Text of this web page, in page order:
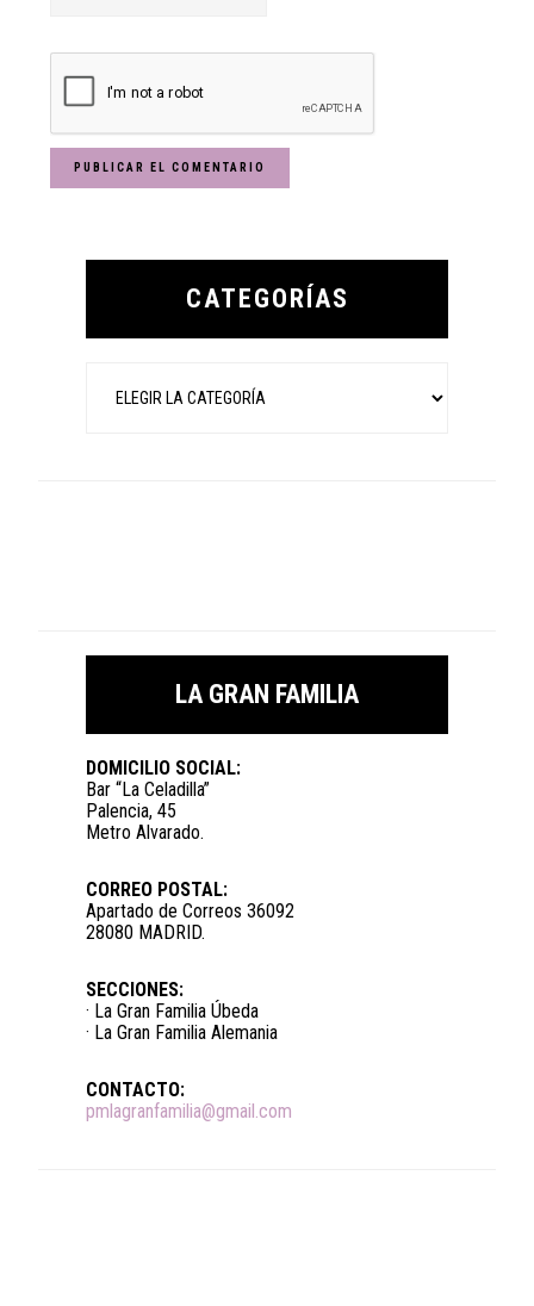
Primary
CATEGORÍAS
LA GRAN FAMILIA
DOMICILIO SOCIAL:
Bar “La Celadilla”
Palencia, 45
Metro Alvarado.
CORREO POSTAL:
Apartado de Correos 36092
28080 MADRID.
SECCIONES:
· La Gran Familia Úbeda
· La Gran Familia Alemania
CONTACTO:
pmlagranfamilia@gmail.com